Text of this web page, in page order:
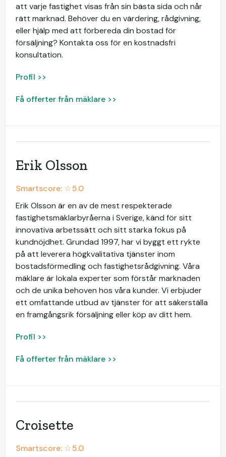
att varje fastighet visas från sin bästa sida och når
rätt marknad. Behöver du en värdering, rådgivning,
eller hjälp med att förbereda din bostad för
försäljning? Kontakta oss för en kostnadsfri
konsultation.
Profil >>
Få offerter från mäklare >>
Erik Olsson
Smartscore: ☆5.0
Erik Olsson är en av de mest respekterade
fastighetsmäklarbyråerna i Sverige, känd för sitt
innovativa arbetssätt och sitt starka fokus på
kundnöjdhet. Grundad 1997, har vi byggt ett rykte
på att leverera högkvalitativa tjänster inom
bostadsförmedling och fastighetsrådgivning. Våra
mäklare är lokala experter som förstår marknaden
och de unika behoven hos våra kunder. Vi erbjuder
ett omfattande utbud av tjänster för att säkerställa
en framgångsrik försäljning eller köp av ditt hem.
Profil >>
Få offerter från mäklare >>
Croisette
Smartscore: ☆5.0